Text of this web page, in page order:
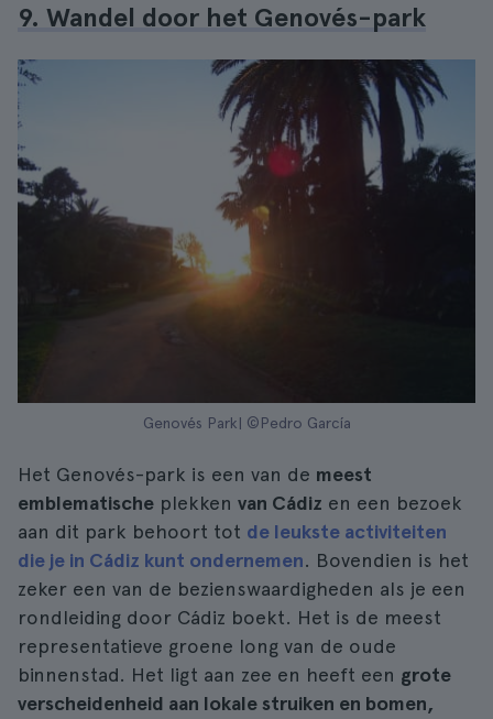
9. Wandel door het Genovés-park
Genovés Park| ©Pedro García
Het Genovés-park is een van de meest
emblematische plekken van Cádiz en een bezoek
aan dit park behoort tot de leukste activiteiten
die je in Cádiz kunt ondernemen. Bovendien is het
zeker een van de bezienswaardigheden als je een
rondleiding door Cádiz boekt. Het is de meest
representatieve groene long van de oude
binnenstad. Het ligt aan zee en heeft een grote
verscheidenheid aan lokale struiken en bomen,